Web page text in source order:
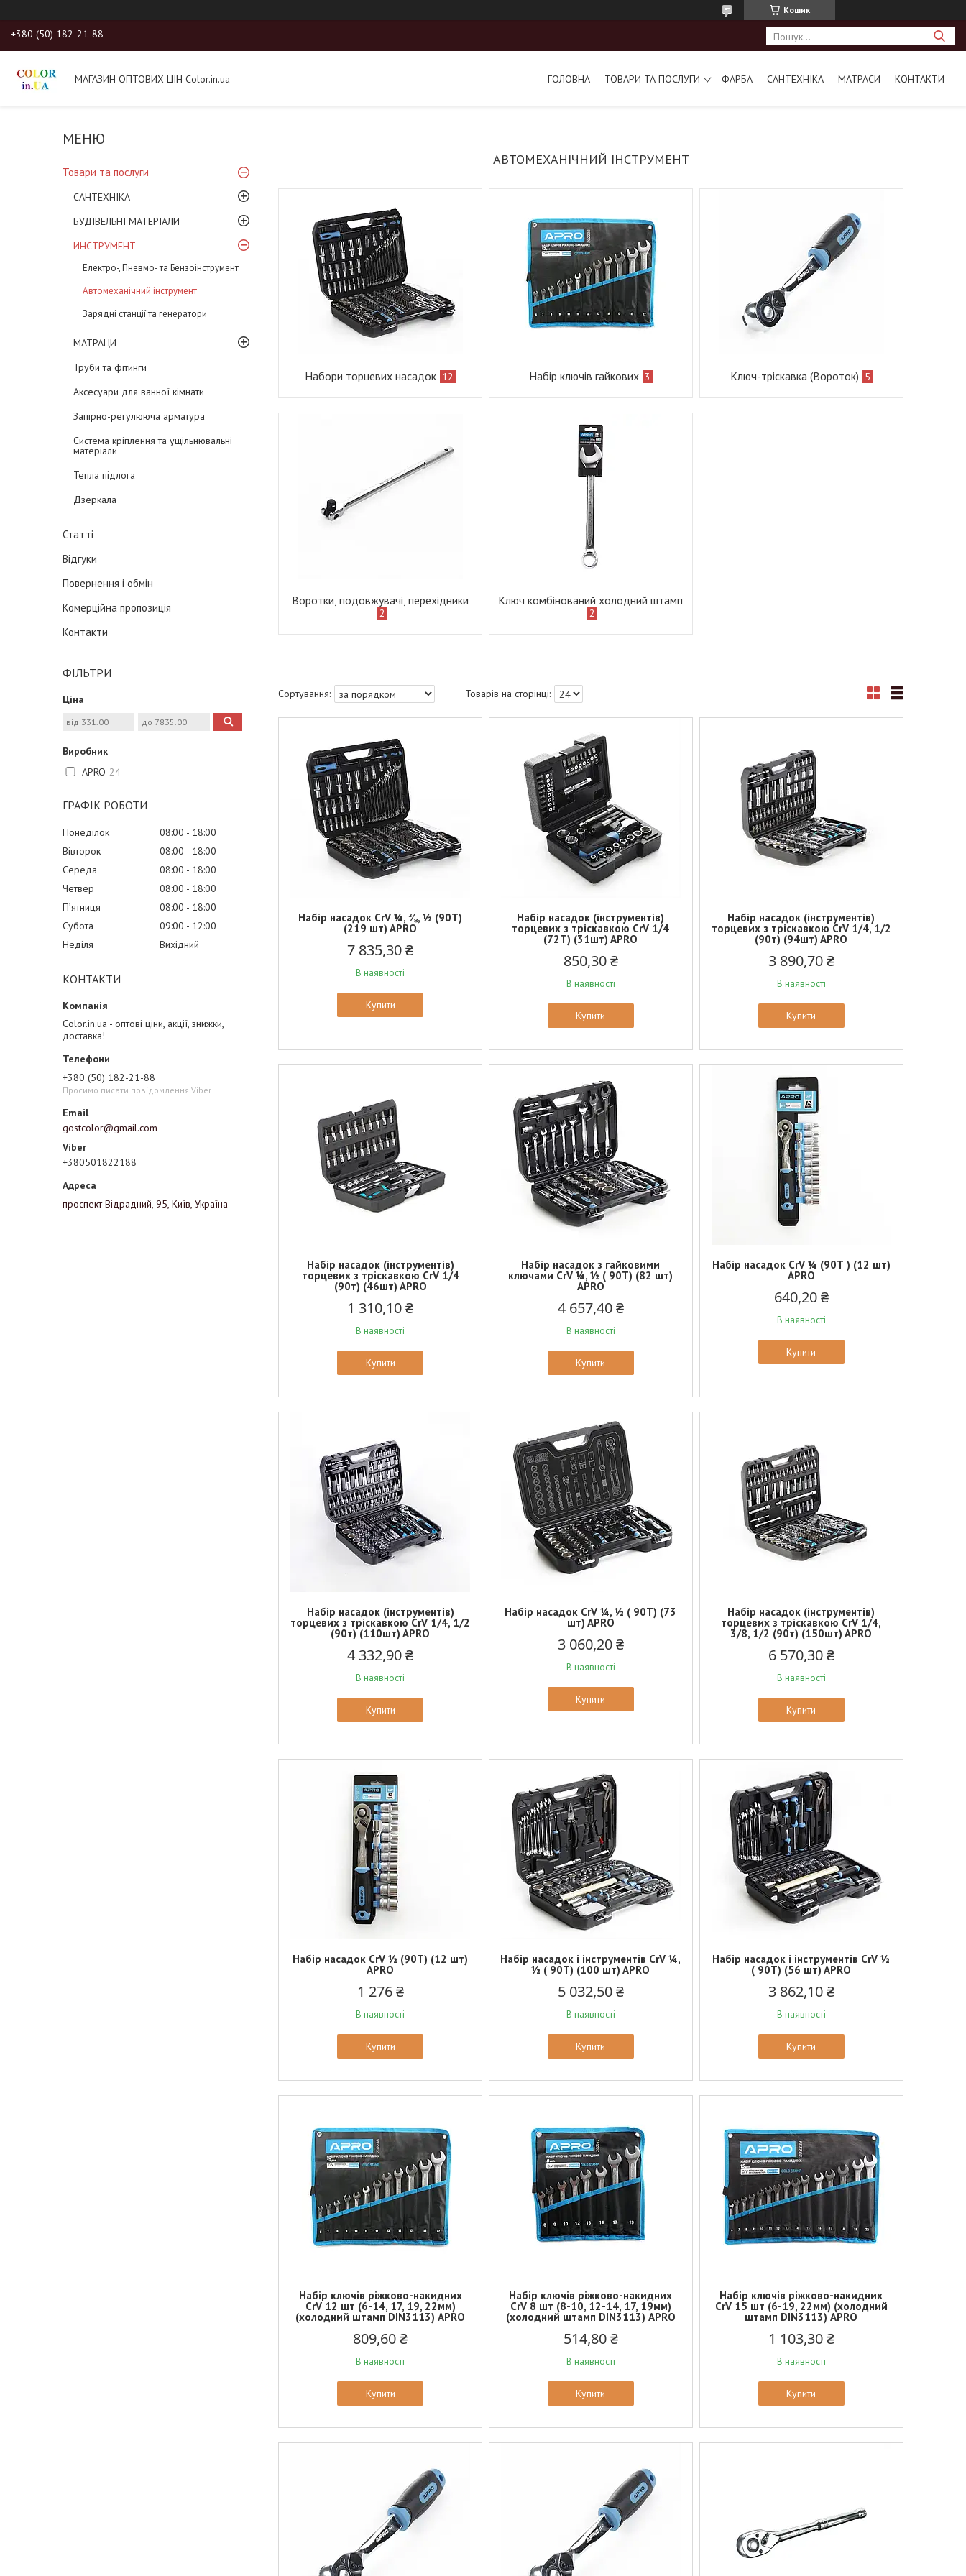
Кошик
+380 (50) 182-21-88
МАГАЗИН ОПТОВИХ ЦІН Color.in.ua ГОЛОВНА ТОВАРИ ТА ПОСЛУГИ ФАРБА САНТЕХНІКА МАТРАСИ КОНТАКТИ
Товари та послуги
САНТЕХНІКА
БУДІВЕЛЬНІ МАТЕРІАЛИ
ИНСТРУМЕНТ
Електро-, Пневмо- та Бензоінструмент
Автомеханічний інструмент
Зарядні станції та генератори
МАТРАЦИ
Труби та фітинги
Аксесуари для ванної кімнати
Запірно-регулююча арматура
Система кріплення та ущільнювальні
матеріали
Тепла підлога
Дзеркала
Статті
Відгуки
Повернення і обмін
Комерційна пропозиція
Контакти
ФІЛЬТРИ
Ціна
Виробник
APRO 24
ГРАФІК РОБОТИ
Понеділок 08:00
18:00
Вівторок
08:00
18:00
Середа
08:00
18:00
Четвер
08:00
18:00
Пʼятниця
08:00
18:00
Субота
09:00
12:00
Неділя
Вихідний
КОНТАКТИ
Color.in.ua - оптові ціни, акції, знижки,
доставка!
+380 (50) 182-21-88
Просимо писати повідомлення Viber
gostcolor@gmail.com
+380501822188
проспект Відрадний, 95, Київ, Україна
АВТОМЕХАНІЧНИЙ ІНСТРУМЕНТ
Набори торцевих насадок 12 Набір ключів гайкових 3 Ключ-тріскавка (Вороток) 5
Воротки, подовжувачі, перехідники
2
Ключ комбінований холодний штамп
2
Набір насадок CrV ¼, ⅜, ½ (90Т)
(219 шт) APRO
7 835,30 ₴
В наявності
Купити
Набір насадок (інструментів)
торцевих з тріскавкою CrV 1/4
(72Т) (31шт) APRO
850,30 ₴
В наявності
Купити
Набір насадок (інструментів)
торцевих з тріскавкою CrV 1/4, 1/2
(90т) (94шт) APRO
3 890,70 ₴
В наявності
Купити
Набір насадок (інструментів)
торцевих з тріскавкою CrV 1/4
(90т) (46шт) APRO
1 310,10 ₴
В наявності
Купити
Набір насадок з гайковими
ключами CrV ¼, ½ ( 90Т) (82 шт)
APRO
4 657,40 ₴
В наявності
Купити
Набір насадок CrV ¼ (90Т ) (12 шт)
APRO
640,20 ₴
В наявності
Купити
Набір насадок (інструментів)
торцевих з тріскавкою CrV 1/4, 1/2
(90т) (110шт) APRO
4 332,90 ₴
В наявності
Купити
Набір насадок CrV ¼, ½ ( 90Т) (73
шт) APRO
3 060,20 ₴
В наявності
Купити
Набір насадок (інструментів)
торцевих з тріскавкою CrV 1/4,
3/8, 1/2 (90т) (150шт) APRO
6 570,30 ₴
В наявності
Купити
Набір насадок CrV ½ (90Т) (12 шт)
APRO
1 276 ₴
В наявності
Купити
Набір насадок і інструментів CrV ¼,
½ ( 90Т) (100 шт) APRO
5 032,50 ₴
В наявності
Купити
Набір насадок і інструментів CrV ½
( 90Т) (56 шт) APRO
3 862,10 ₴
В наявності
Купити
Набір ключів ріжково-накидних
CrV 12 шт (6-14, 17, 19, 22мм)
(холодний штамп DIN3113) APRO
809,60 ₴
В наявності
Купити
Набір ключів ріжково-накидних
CrV 8 шт (8-10, 12-14, 17, 19мм)
(холодний штамп DIN3113) APRO
514,80 ₴
В наявності
Купити
Набір ключів ріжково-накидних
CrV 15 шт (6-19, 22мм) (холодний
штамп DIN3113) APRO
1 103,30 ₴
В наявності
Купити